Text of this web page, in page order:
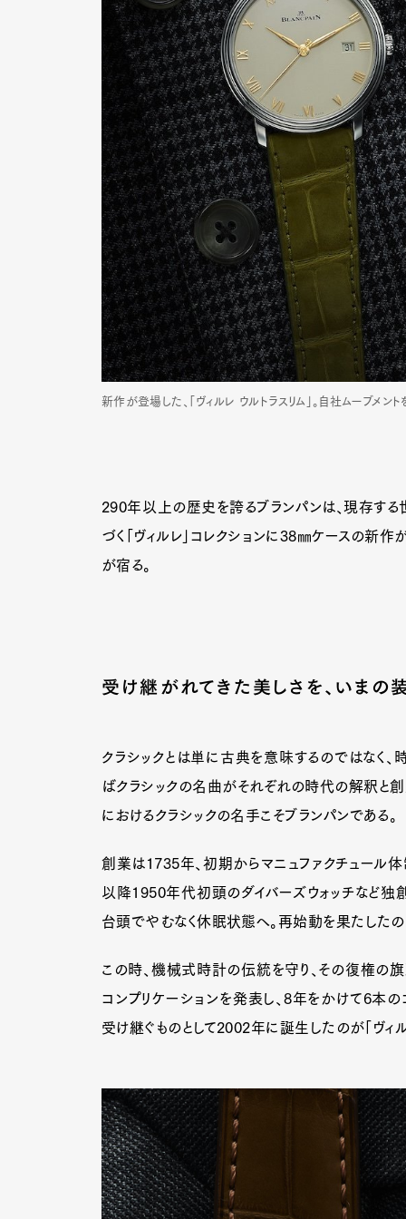
Pen
Pen
新作が登場した、「ヴィルレ ウルトラスリム」。自社ムーブメ
290年以上の歴史を誇るブランパンは、現存する
づく「ヴィルレ」コレクションに38㎜ケースの新
が宿る。
受け継がれてきた美しさを、いまの
クラシックとは単に古典を意味するのではなく
ばクラシックの名曲がそれぞれの時代の解釈と
におけるクラシックの名手こそブランパンである。
創業は1735年、初期からマニュファクチュール
以降1950年代初頭のダイバーズウォッチなど
台頭でやむなく休眠状態へ。再始動を果たしたの
この時、機械式時計の伝統を守り、その復権の旗
コンプリケーションを発表し、8年をかけて6本
受け継ぐものとして2002年に誕生したのが「ヴィル